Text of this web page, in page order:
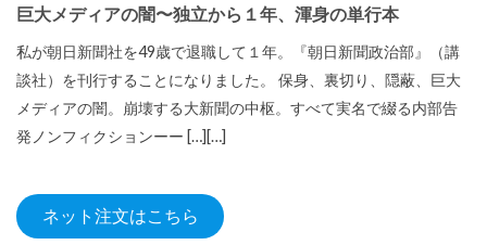
巨大メディアの闇〜独立から１年、渾身の単行本
私が朝日新聞社を49歳で退職して１年。『朝日新聞政治部』（講
談社）を刊行することになりました。 保身、裏切り、隠蔽、巨大
メディアの闇。崩壊する大新聞の中枢。すべて実名で綴る内部告
発ノンフィクションーー […][…]
ネット注文はこちら